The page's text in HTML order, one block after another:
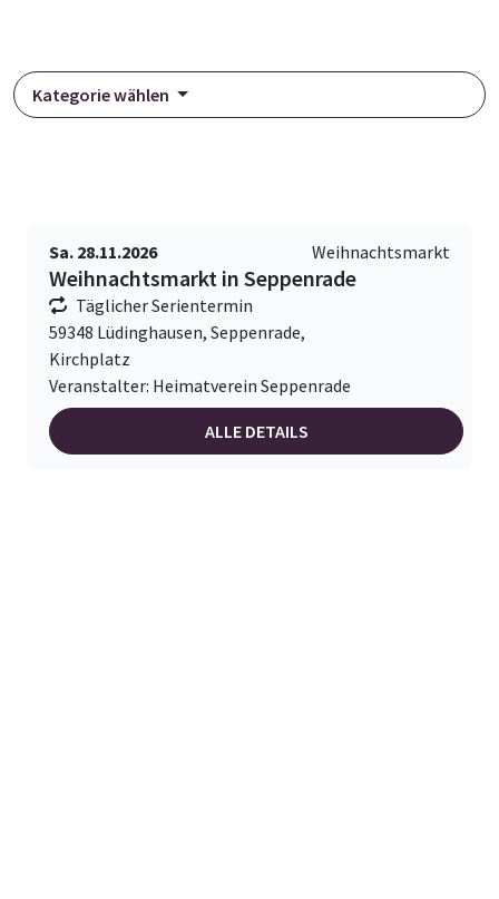
Kategorie wählen
Sa. 28.11.2026 Weihnachtsmarkt
Weihnachtsmarkt in Seppenrade
Täglicher Serientermin
59348 Lüdinghausen, Seppenrade,
Kirchplatz
Veranstalter: Heimatverein Seppenrade
ALLE DETAILS